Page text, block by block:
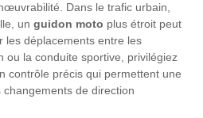
Dans le trafic urbain,
unguidon moto plus étroit peut
les déplacements entre les
ou la conduite sportive, privilégiez
contrôle précis qui permettent une
de direction